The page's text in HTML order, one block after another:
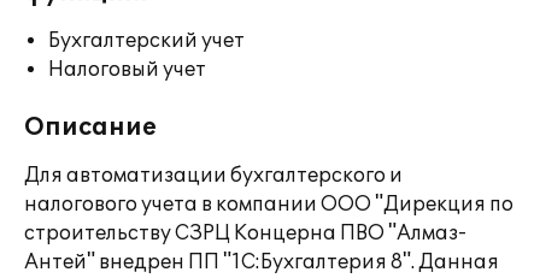
Бухгалтерский учет
Налоговый учет
Описание
Для автоматизации бухгалтерского и
налогового учета в компании ООО "Дирекция по
строительству СЗРЦ Концерна ПВО "Алмаз-
Антей" внедрен ПП "1С:Бухгалтерия 8". Данная